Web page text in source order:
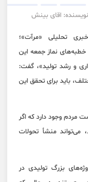
نویسنده: اقای بینش
تحلیلی «مرآت»؛
نماز جمعه این
و رشد تولید»، گفت:
باید برای تحقق این
مردم وجود دارد که اگر
منشأ تحولات
بزرگ تولیدی در